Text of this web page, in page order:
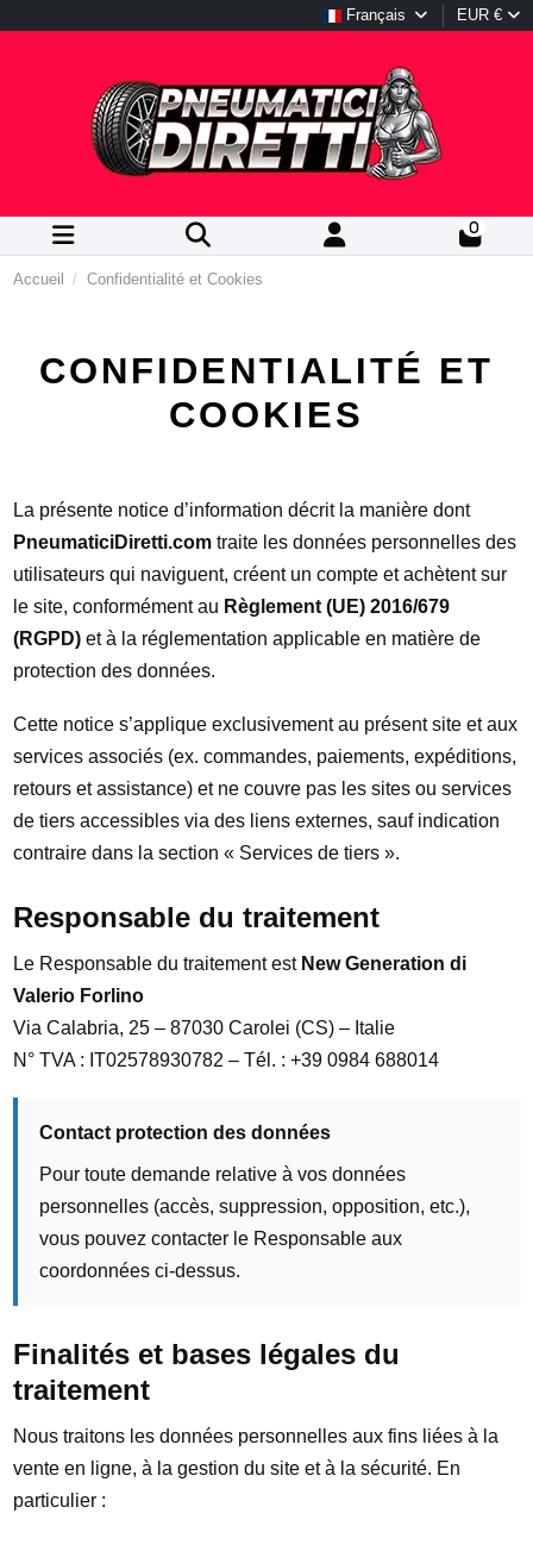
Français EUR €
0
Accueil Confidentialité et Cookies
CONFIDENTIALITÉ ET
COOKIES
La présente notice d’information décrit la manière dont
PneumaticiDiretti.comtraite les données personnelles des
utilisateurs qui naviguent, créent un compte et achètent sur
le site, conformément au Règlement (UE) 2016/679
(RGPD)et à la réglementation applicable en matière de
protection des données.
Cette notice s’applique exclusivement au présent site et aux
services associés (ex. commandes, paiements, expéditions,
retours et assistance) et ne couvre pas les sites ou services
de tiers accessibles via des liens externes, sauf indication
contraire dans la section « Services de tiers ».
Responsable du traitement
Le Responsable du traitement est New Generation di
Valerio Forlino
Via Calabria, 25 – 87030 Carolei (CS) – Italie
N° TVA : IT02578930782 – Tél. : +39 0984 688014
Contact protection des données
Pour toute demande relative à vos données
personnelles (accès, suppression, opposition, etc.),
vous pouvez contacter le Responsable aux
coordonnées ci-dessus.
Finalités et bases légales du
traitement
Nous traitons les données personnelles aux fins liées à la
vente en ligne, à la gestion du site et à la sécurité. En
particulier :